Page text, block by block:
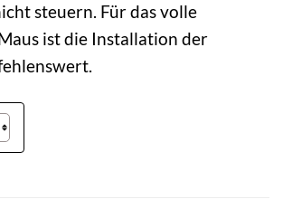
steuern. Für das volle
ist die Installation der